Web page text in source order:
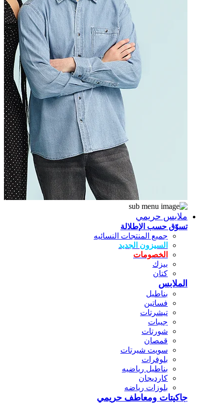
ملابس حريمي
تسوّق حسب الإطلالة
جميع المنتجات النسائيه
السيزون الجديد
الخصومات
بيزك
كتان
الملابس
بناطيل
فساتين
تيشرتات
جيبات
شورتات
قمصان
سويت شيرتات
بلوفرات
بناطيل رياضيه
كارديجان
بلوزات رياضه
جاكيتات ومعاطف حريمي